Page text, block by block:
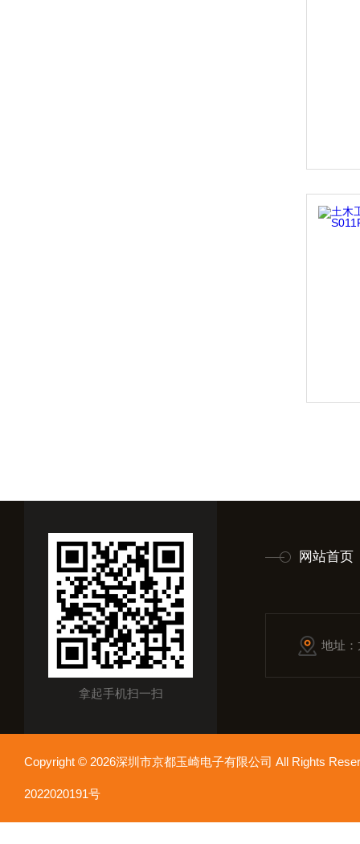
拿起手机扫一扫
网站首页
地址
Copyright © 2026深圳市京都玉崎电子有限公司 All Rights
2022020191号